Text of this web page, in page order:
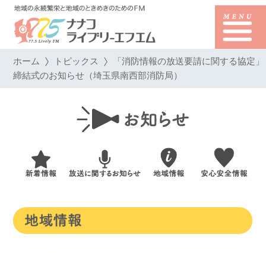
ホーム トピックス 「消防情報の放送要請に関する協定」
締結式のお知らせ（埼玉県南西部消防局）